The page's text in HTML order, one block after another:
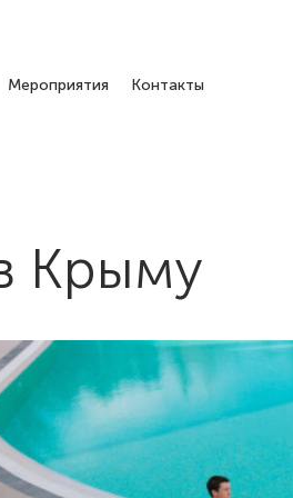
Мероприятия Контакты
Крыму